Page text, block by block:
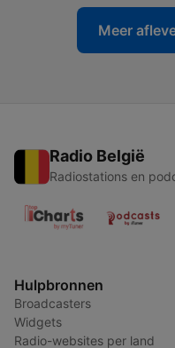
Meer
Radio België
Radiostations en
Hulpbronnen
Broadcasters
Widgets
Radio-websites per land